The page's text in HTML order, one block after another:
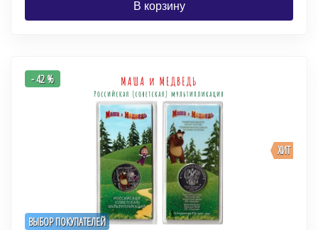
В корзину
ВЫБОР ПОКУПАТЕЛЕЙ
ХИТ
- 42 %